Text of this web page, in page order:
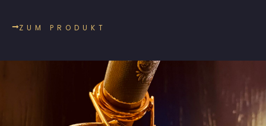
ZUM PRODUKT